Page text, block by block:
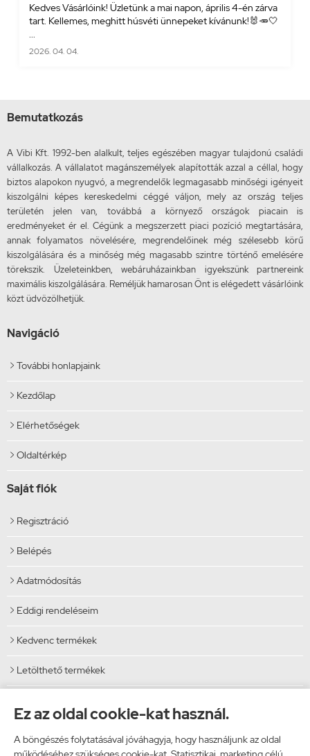
Ez az oldal cookie-kat használ.
A böngészés folytatásával jóváhagyja, hogy használjunk az oldal
Kedves Vásárlóink! Üzletünk a mai napon, április 4-én zárva
tart. Kellemes, meghitt húsvéti ünnepeket kívánunk!🐰🥕🤍
2026. 04. 04.
Bemutatkozás
A Vibi Kft. 1992-ben alalkult, teljes egészében magyar tulajdonú családi
vállalkozás. A vállalatot magánszemélyek alapították azzal a céllal, hogy
biztos alapokon nyugvó, a megrendelők legmagasabb minőségi igényeit
kiszolgálni képes kereskedelmi céggé váljon, mely az ország teljes
területén jelen van, továbbá a környező országok piacain is
eredményeket ér el. Cégünk a megszerzett piaci pozíció megtartására,
annak folyamatos növelésére, megrendelőinek még szélesebb körű
kiszolgálására és a minőség még magasabb szintre történő emelésére
törekszik. Üzeleteinkben, webáruházainkban igyekszünk partnereink
maximális kiszolgálására. Reméljük hamarosan Önt is elégedett vásárlóink
közt üdvözölhetjük.
Navigáció
 További honlapjaink
 Kezdőlap
 Elérhetőségek
 Oldaltérkép
Saját fiók
 Regisztráció
 Belépés
 Adatmódosítás
 Eddigi rendeléseim
 Kedvenc termékek
 Letölthető termékek
9024 Győr, Malomszéki utca 5.